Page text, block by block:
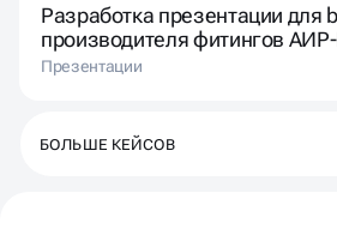
Разработка презентации для
производителя фитингов
Презентации
БОЛЬШЕ КЕЙСОВ